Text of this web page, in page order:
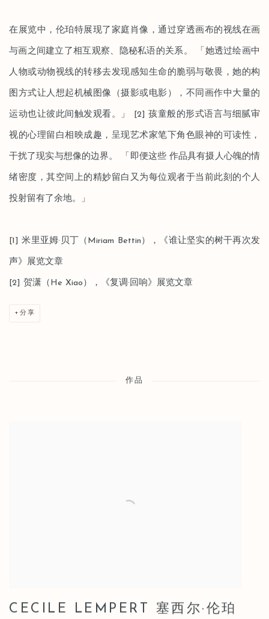
在展览中，伦珀特展现了家庭肖像，通过穿透画布的视线在画
与画之间建立了相互观察、隐秘私语的关系。 「她透过绘画中
人物或动物视线的转移去发现感知生命的脆弱与敬畏，她的构
图方式让人想起机械图像（摄影或电影），不同画作中大量的
运动也让彼此间触发观看。」 [2] 孩童般的形式语言与细腻审
视的心理留白相映成趣，呈现艺术家笔下角色眼神的可读性，
干扰了现实与想像的边界。 「即便这些 作品具有摄人心魄的情
绪密度，其空间上的精妙留白又为每位观者于当前此刻的个人
投射留有了余地。」
[1] 米里亚姆·贝丁（Miriam Bettin），《谁让坚实的树干再次发
声》展览文章
[2] 贺潇（He Xiao），《复调·回响》展览文章
分享
作品
CECILE LEMPERT 塞西尔·伦珀